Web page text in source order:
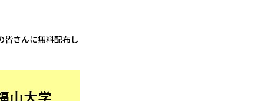
皆さんに無料配布し